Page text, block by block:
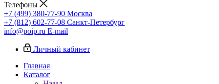
Телефоны
+7 (499) 380-77-90 Москва
+7 (812) 602-77-08 Санкт-Петербург
info@poip.ru E-mail
Личный кабинет
Главная
Каталог